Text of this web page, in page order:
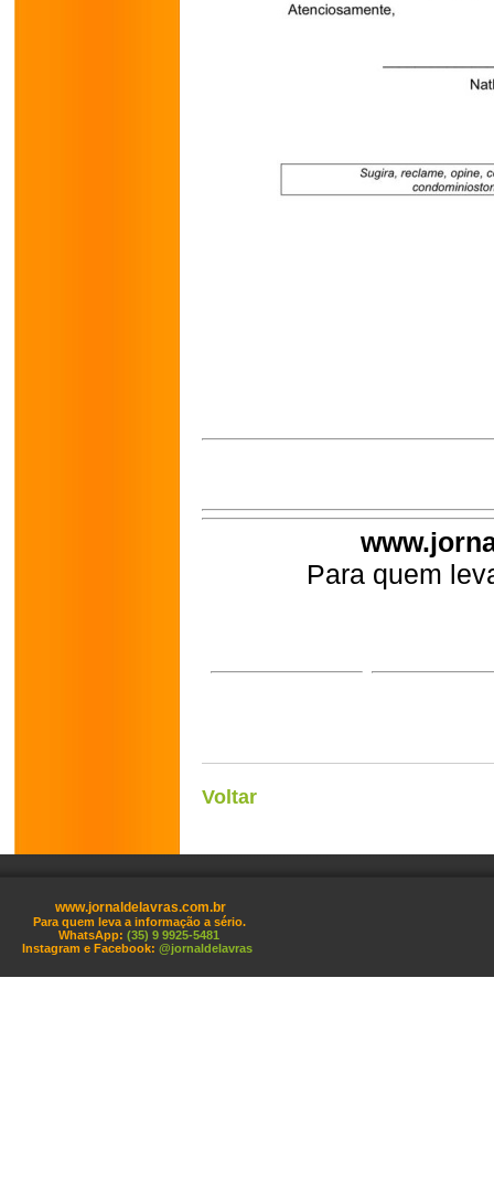
Para quem
Voltar
www.jornaldelavras.com.br
Para quem leva a informação a sério.
WhatsApp: (35) 9 9925-5481
Instagram e Facebook: @jornaldelavras